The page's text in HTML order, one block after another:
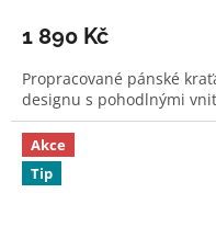
1 890 Kč
Propracované pánské
designu s pohodlnými
Akce
Tip